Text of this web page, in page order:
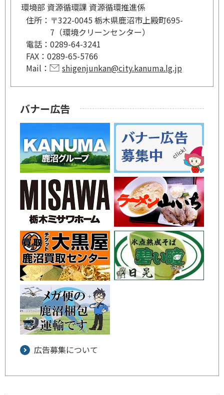
環境部 資源循環課 資源循環推進係
住所： 〒322-0045 栃木県鹿沼市上殿町695-
7（環境クリーンセンター）
電話： 0289-64-3241
FAX： 0289-65-5766
Mail：
shigenjunkan@city.kanuma.lg.jp
バナー広告
広告募集について